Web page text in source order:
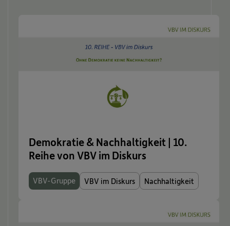
Demokratie & Nachhaltigkeit | 10.
Reihe von VBV im Diskurs
VBV-Gruppe VBV im Diskurs Nachhaltigkeit